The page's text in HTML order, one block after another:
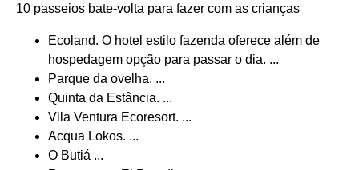
10 passeios bate-volta para fazer com as crianças
Ecoland. O hotel estilo fazenda oferece além de
hospedagem opção para passar o dia. ...
Parque da ovelha. ...
Quinta da Estância. ...
Vila Ventura Ecoresort. ...
Acqua Lokos. ...
O Butiá ...